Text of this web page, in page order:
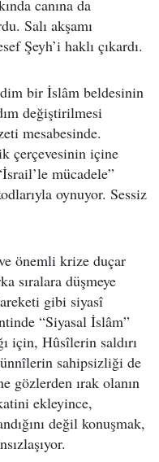
canına da
Salı akşamı
Şeyh’i haklı çıkardı.
bir İslâm beldesinin
değiştirilmesi
mesabesinde.
çerçevesinin içine
mücadele”
oynuyor. Sessiz
önemli krize duçar
sıralara düşmeye
gibi siyasî
“Siyasal İslâm”
için, Hûsîlerin saldırı
sahipsizliği de
gözlerden ırak olanın
ekleyince,
değil konuşmak,